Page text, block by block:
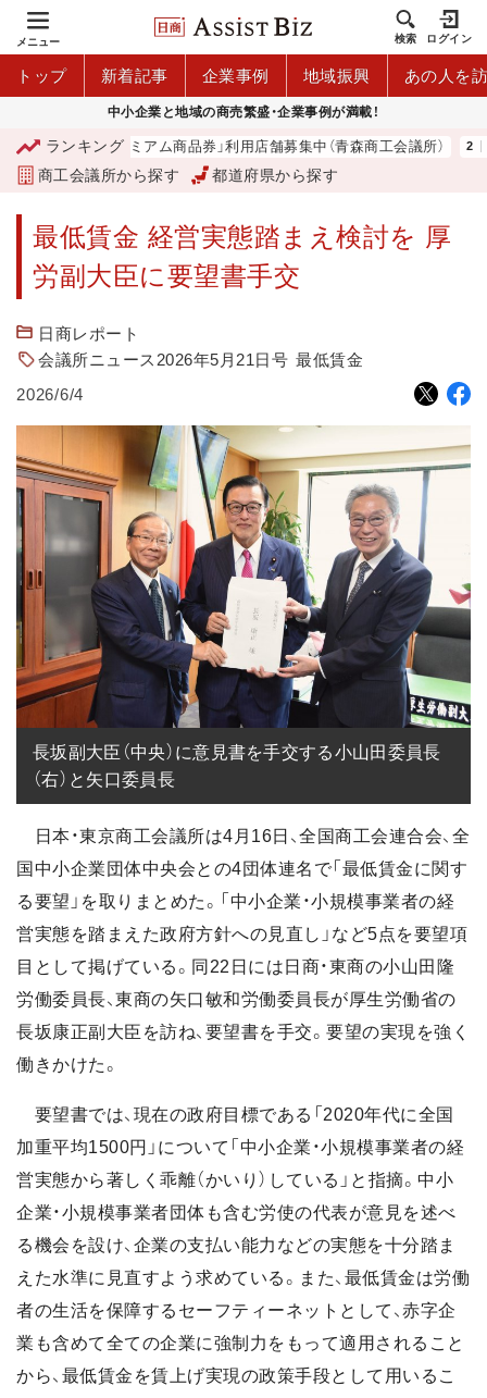
メニュー 検索 ログイン
トップ 新着記事 企業事例 地域振興 あの人を
中小企業と地域の商売繁盛・企業事例が満載！
ランキング
「青森市プレミアム商品券」利用店舗募集中（青森商工会議所）
商工会議所から探す 都道府県から探す
最低賃金 経営実態踏まえ検討を 厚
労副大臣に要望書手交
日商レポート
会議所ニュース2026年5月21日号 最低賃金
2026/6/4
長坂副大臣（中央）に意見書を手交する小山田委員長
（右）と矢口委員長
日本・東京商工会議所は4月16日、全国商工会連合会、全
国中小企業団体中央会との4団体連名で「最低賃金に関す
る要望」を取りまとめた。「中小企業・小規模事業者の経
営実態を踏まえた政府方針への見直し」など5点を要望項
目として掲げている。同22日には日商・東商の小山田隆
労働委員長、東商の矢口敏和労働委員長が厚生労働省の
長坂康正副大臣を訪ね、要望書を手交。要望の実現を強く
働きかけた。
要望書では、現在の政府目標である「2020年代に全国
加重平均1500円」について「中小企業・小規模事業者の経
営実態から著しく乖離（かいり）している」と指摘。中小
企業・小規模事業者団体も含む労使の代表が意見を述べ
る機会を設け、企業の支払い能力などの実態を十分踏ま
えた水準に見直すよう求めている。また、最低賃金は労働
者の生活を保障するセーフティーネットとして、赤字企
業も含めて全ての企業に強制力をもって適用されること
から、最低賃金を賃上げ実現の政策手段として用いるこ